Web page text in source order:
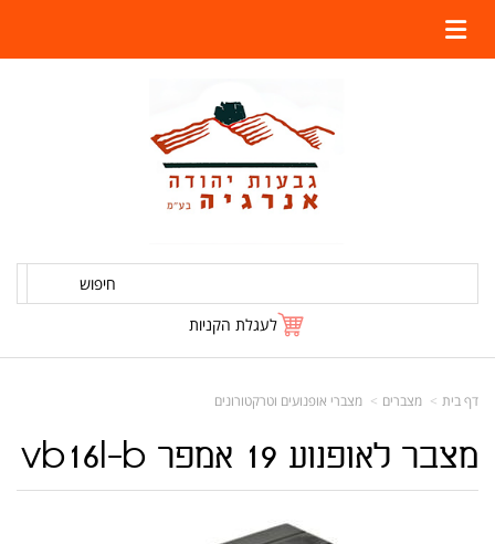
חיפוש
לעגלת הקניות
דף בית מצברים מצברי אופנועים וטרקטורונים
מצבר לאופנוע 19 אמפר vb16l-b